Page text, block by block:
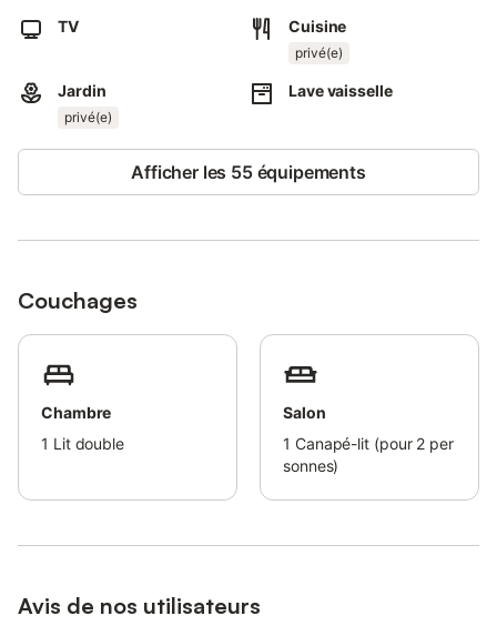
Le chalet constitue un havre de paix, situé dans un
environnement calme et préservé. Que vous souhaitiez vous
détendre, vous rapprocher de la nature ou simplement profiter
du silence, cet endroit est idéal pour un séjour rafraîchissant.
vacances sans stress dans un cadre unique et serein.
TV Cuisine
privé(e)
Jardin
privé(e)
Lave vaisselle
Afficher les 55 équipements
Couchages
Chambre
1 Lit double
Salon
1 Canapé-lit (pour 2 per
sonnes)
Avis de nos utilisateurs